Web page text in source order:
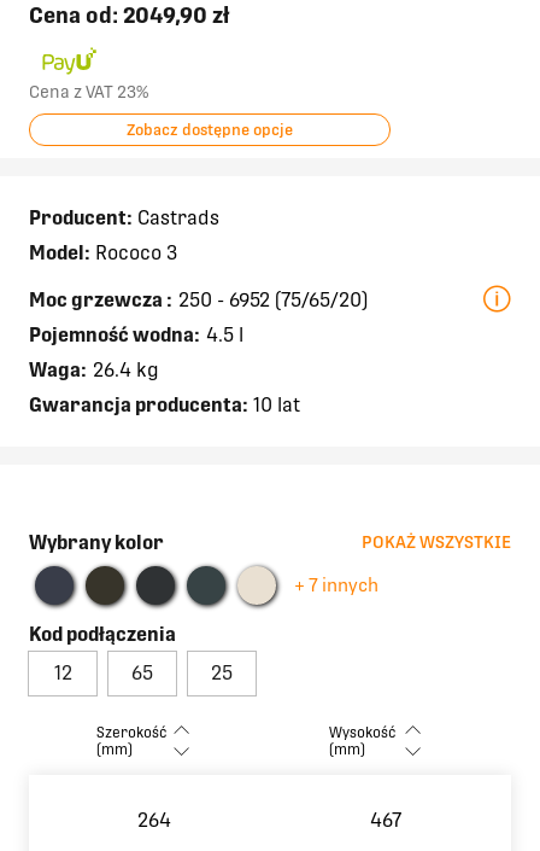
Cena od: 2049,90 zł
Cena z VAT 23%
Zobacz dostępne opcje
Producent: Castrads
Model: Rococo 3
Moc grzewcza : 250 - 6952 (75/65/20)
Pojemność wodna: 4.5 l
Waga: 26.4 kg
Gwarancja producenta: 10 lat
Wybrany kolor POKAŻ WSZYSTKIE
+ 7 innych
Kod podłączenia
12
65 25
Szerokość
(mm)
Wysokość
(mm)
264 467